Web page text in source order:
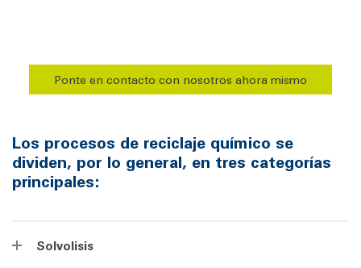
Ponte en contacto con nosotros ahora mismo
Los procesos de reciclaje químico se
dividen, por lo general, en tres categorías
principales:
Solvolisis